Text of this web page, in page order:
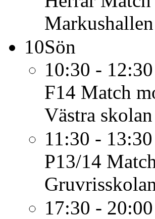
Markushallen
10Sön
10:30 - 12:30
F14 Match
Västra skolan
11:30 - 13:30
P13/14
17:30 - 20:00